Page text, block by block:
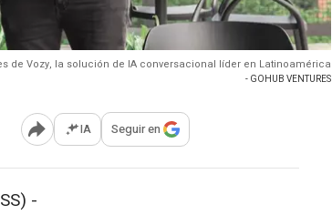
de Vozy, la solución de IA conversacional líder en Latinoamérica
- GOHUB VENTURES
Abrir opciones para compartir
IA Seguir en
-